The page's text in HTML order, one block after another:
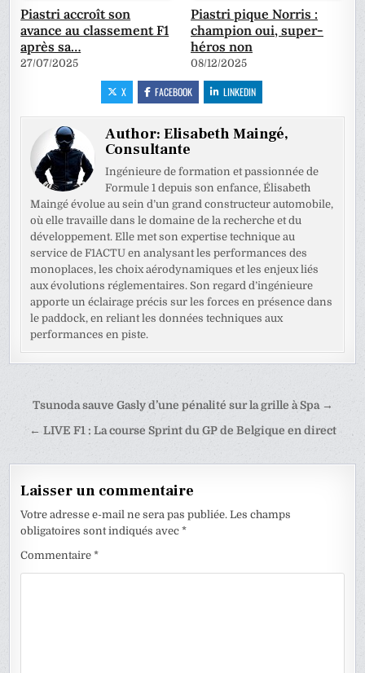
Piastri accroît son
avance au classement F1
après sa…
27/07/2025
Piastri pique Norris :
champion oui, super-
héros non
08/12/2025
X FACEBOOK LINKEDIN
Author:Elisabeth Maingé,
Consultante
Ingénieure de formation et passionnée de
Formule 1 depuis son enfance, Élisabeth
Maingé évolue au sein d’un grand constructeur automobile,
où elle travaille dans le domaine de la recherche et du
développement. Elle met son expertise technique au
service de F1ACTU en analysant les performances des
monoplaces, les choix aérodynamiques et les enjeux liés
aux évolutions réglementaires. Son regard d’ingénieure
apporte un éclairage précis sur les forces en présence dans
le paddock, en reliant les données techniques aux
performances en piste.
Navigation
de
Tsunoda sauve Gasly d’une pénalité sur la grille à Spa →
← LIVE F1 : La course Sprint du GP de Belgique en direct
Laisser un commentaire
Votre adresse e-mail ne sera pas publiée. Les champs
obligatoires sont indiqués avec*
Commentaire*